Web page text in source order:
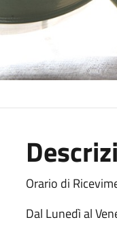
Orario di
Dal Lunedì al